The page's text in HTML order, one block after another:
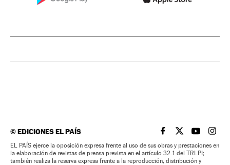
©EDICIONES EL PAÍS EL PAÍS BRASIL EN
EL PAÍSEL PAÍS
EL
EL PAÍS ejerce la oposición expresa frente al uso de sus obras y prestaciones en
la elaboración de revistas de prensa prevista en el artículo 32.1 del TRLPI;
también realiza la reserva expresa frente a la reproducción, distribución y